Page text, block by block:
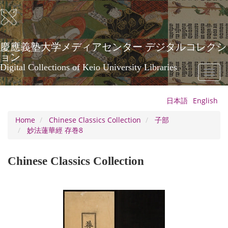
Skip
to
main
content
慶應義塾大学メディアセンター デジタルコレクシ
ョン
Digital Collections of Keio University Libraries
Toggle
日本語 English
Home
Chinese Classics Collection
子部
妙法蓮華經 存巻8
Chinese Classics Collection